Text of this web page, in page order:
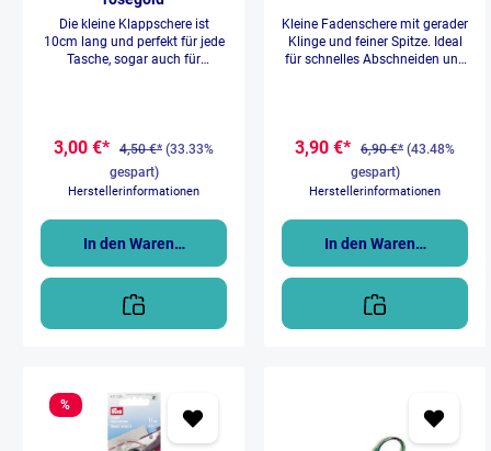
Die kleine Klappschere ist
10cm lang und perfekt für jede
Tasche, sogar auch für
3,00 €* 4,50 €* (33.33%
gespart)
Herstellerinformationen
In den Warenkorb
Kleine Fadenschere mit gerader
Klinge und feiner Spitze. Ideal
für schnelles Abschneiden und
Verringerung der Ermüdung der
Hände. Taschenfreundlich mit
Schutzkappe und
Fangriemenöse. In drei Farben
erhältlich: Türkis, Orange oder
Babyblau
3,90 €* 6,90 €* (43.48%
gespart)
Herstellerinformationen
In den Warenkorb
%